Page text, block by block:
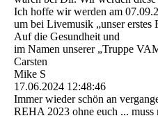
Ich hoffe wir werden am
um bei Livemusik „unser erstes
Auf die Gesundheit und
im Namen unserer „Truppe
Carsten
Mike S
17.06.2024 12:48:46
Immer wieder schön an
REHA 2023 ohne euch ... muss